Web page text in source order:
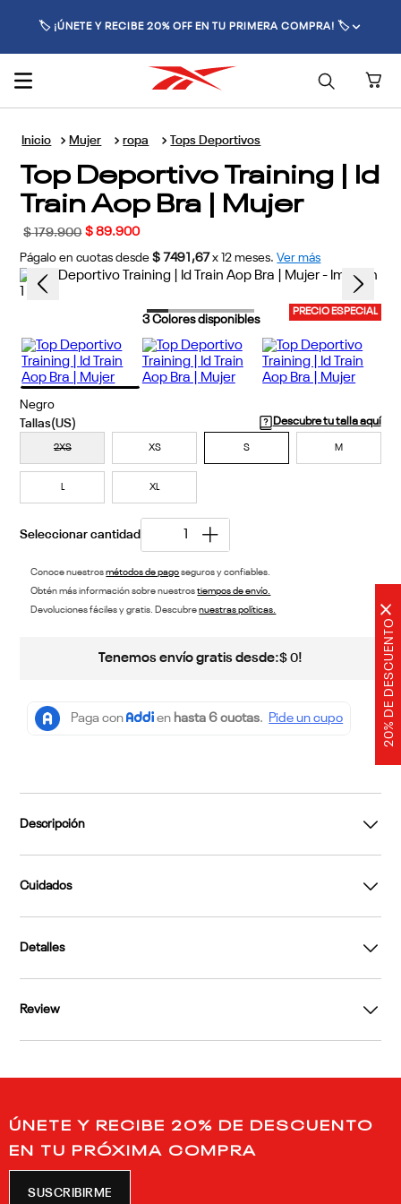
20% DE DESCUENTO
×
🏷️ ¡ÚNETE Y RECIBE 20% OFF EN TU PRIMERA COMPRA! 🏷️
Mujer ropa Tops Deportivos
Top Deportivo Training | Id
Train Aop Bra | Mujer
$ 179.900 $ 89.900
Págalo en cuotas desde $ 7491,67 x 12 meses. Ver más
PRECIO ESPECIAL
3Colores disponibles
Negro
Descubre tu talla aquí
2XS XS S M
L XL
Conoce nuestrosmétodos de pagoseguros y confiables.
Obtén más información sobre nuestrostiempos de envío.
Devoluciones fáciles y gratis. Descubrenuestras políticas.
Tenemos envío gratis desde:$ 0!
Descripción
Cuidados
Detalles
Review
ÚNETE Y RECIBE 20% DE DESCUENTO
EN TU PRÓXIMA COMPRA
SUSCRIBIRME